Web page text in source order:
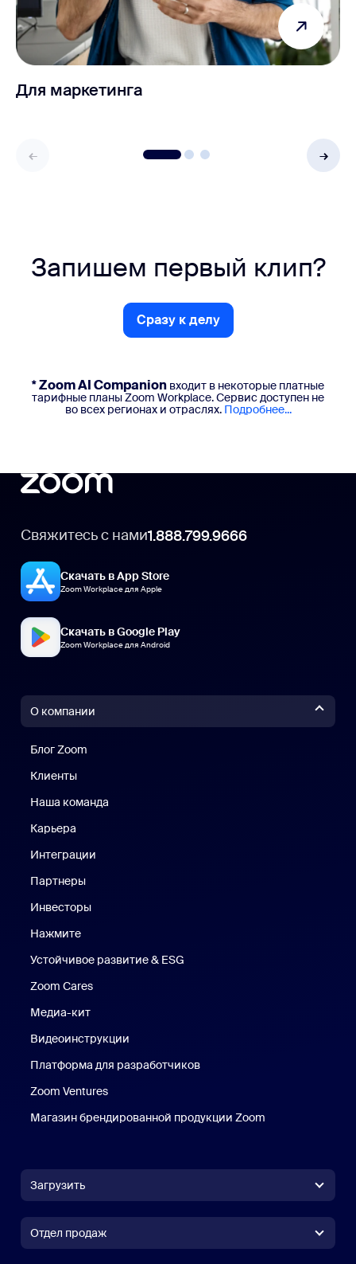
Для маркетинга
Запишем первый клип?
Сразу к делу
Сразу к делу
* Zoom AI Companion входит в некоторые платные
тарифные планы Zoom Workplace. Сервис доступен не
во всех регионах и отраслях. Подробнее...
Свяжитесь с нами1.888.799.9666
Скачать в App Store
Zoom Workplace для Apple
Скачать в Google Play
Zoom Workplace для Android
О компании
Блог Zoom
Клиенты
Наша команда
Карьера
Интеграции
Партнеры
Инвесторы
Нажмите
Устойчивое развитие & ESG
Zoom Cares
Медиа-кит
Видеоинструкции
Платформа для разработчиков
Zoom Ventures
Магазин брендированной продукции Zoom
Загрузить
Приложение Zoom Workplace
Приложение Zoom RoomsПриложение Zoom Rooms
Отдел продаж